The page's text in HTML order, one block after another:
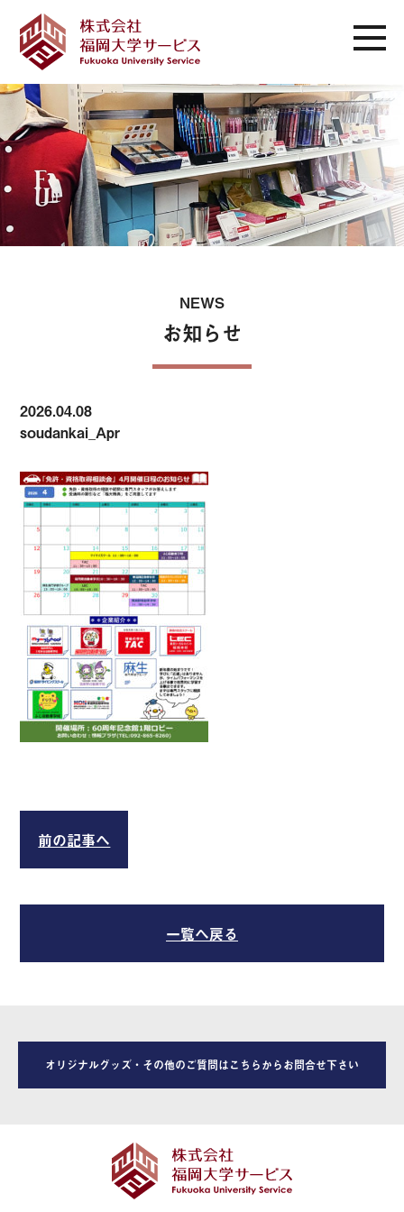
NEWS
お知らせ
2026.04.08
soudankai_Apr
前の記事へ
一覧へ戻る
オリジナルグッズ・その他のご質問はこちらからお問合せ下さい